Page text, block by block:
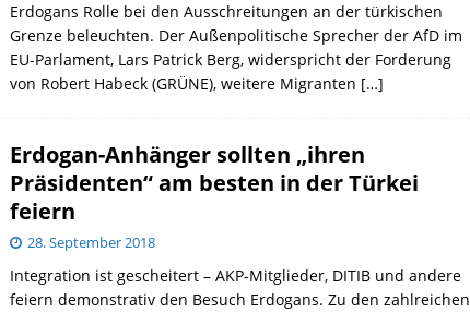
Erdogans Rolle bei den Ausschreitungen an der türkischen
Grenze beleuchten. Der Außenpolitische Sprecher der AfD im
EU-Parlament, Lars Patrick Berg, widerspricht der Forderung
von Robert Habeck (GRÜNE), weitere Migranten […]
Erdogan-Anhänger sollten „ihren
Präsidenten“ am besten in der Türkei
feiern
28. September 2018
Integration ist gescheitert – AKP-Mitglieder, DITIB und andere
feiern demonstrativ den Besuch Erdogans. Zu den zahlreichen